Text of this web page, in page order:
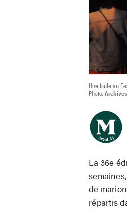
Une foule au
Photo:
La 36e
de
répartis